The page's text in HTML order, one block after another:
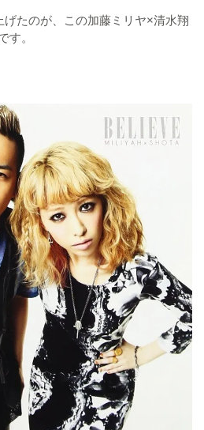
たのが、この加藤ミリヤ×清水翔
す。